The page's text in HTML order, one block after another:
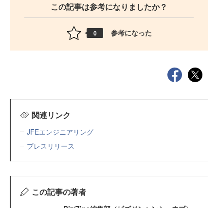
この記事は参考になりましたか？
0 参考になった
関連リンク
JFEエンジニアリング
プレスリリース
この記事の著者